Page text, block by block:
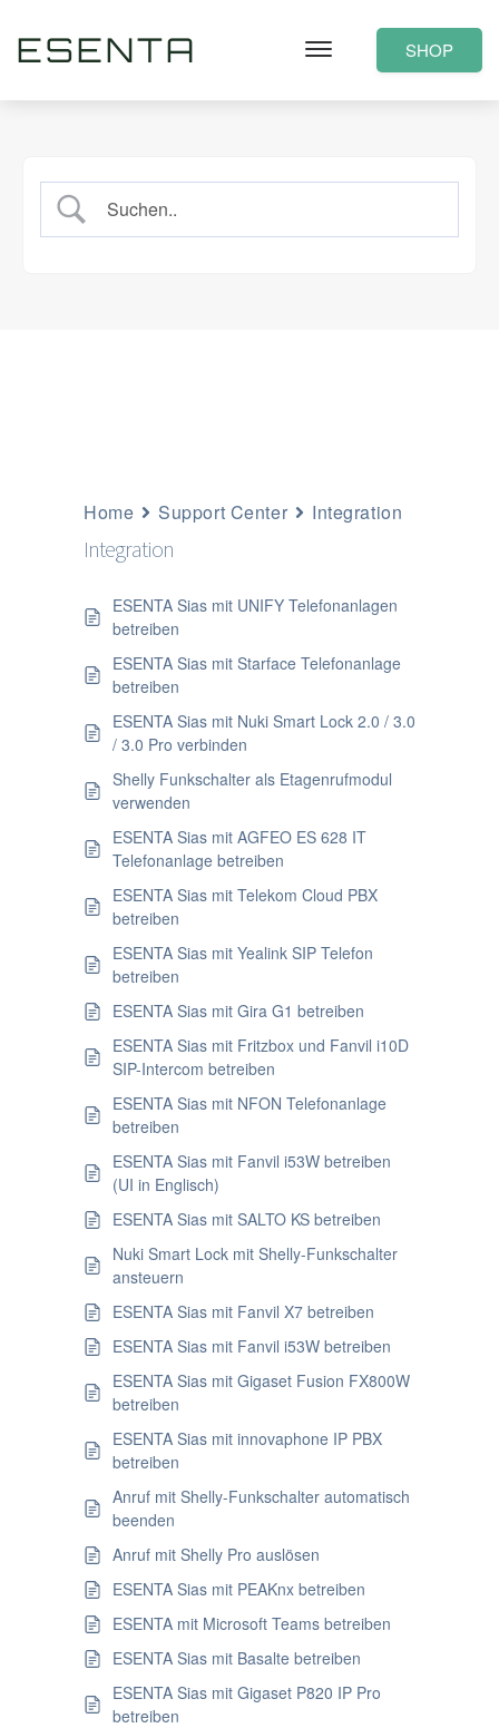
ESENTA SHOP
Home Support Center Integration
Integration
ESENTA Sias mit UNIFY Telefonanlagen
betreiben
ESENTA Sias mit Starface Telefonanlage
betreiben
ESENTA Sias mit Nuki Smart Lock 2.0 / 3.0
/ 3.0 Pro verbinden
Shelly Funkschalter als Etagenrufmodul
verwenden
ESENTA Sias mit AGFEO ES 628 IT
Telefonanlage betreiben
ESENTA Sias mit Telekom Cloud PBX
betreiben
ESENTA Sias mit Yealink SIP Telefon
betreiben
ESENTA Sias mit Gira G1 betreiben
ESENTA Sias mit Fritzbox und Fanvil i10D
SIP-Intercom betreiben
ESENTA Sias mit NFON Telefonanlage
betreiben
ESENTA Sias mit Fanvil i53W betreiben
(UI in Englisch)
ESENTA Sias mit SALTO KS betreiben
Nuki Smart Lock mit Shelly-Funkschalter
ansteuern
ESENTA Sias mit Fanvil X7 betreiben
ESENTA Sias mit Fanvil i53W betreiben
ESENTA Sias mit Gigaset Fusion FX800W
betreiben
ESENTA Sias mit innovaphone IP PBX
betreiben
Anruf mit Shelly-Funkschalter automatisch
beenden
Anruf mit Shelly Pro auslösen
ESENTA Sias mit PEAKnx betreiben
ESENTA mit Microsoft Teams betreiben
ESENTA Sias mit Basalte betreiben
ESENTA Sias mit Gigaset P820 IP Pro
betreiben